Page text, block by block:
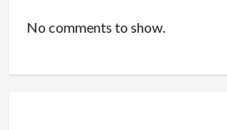
No comments to show.